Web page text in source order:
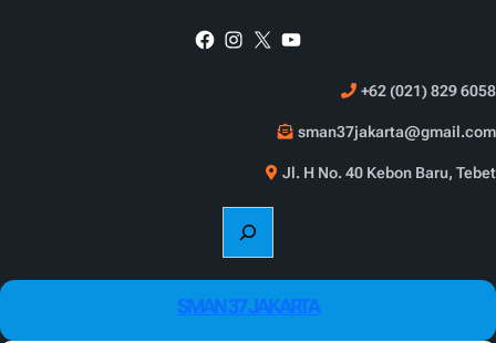
Facebook Instagram X YouTube
+62 (021) 829 6058
sman37jakarta@gmail.com
Jl. H No. 40 Kebon Baru, Tebet
SMAN 37 JAKARTA